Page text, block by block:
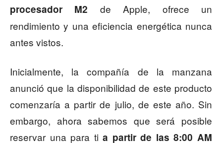
procesador M2 de Apple, ofrece un
rendimiento y una eficiencia energética nunca
antes vistos.
Inicialmente, la compañía de la manzana
anunció que la disponibilidad de este producto
comenzaría a partir de julio, de este año. Sin
embargo, ahora sabemos que será posible
reservar una para tia partir de las 8:00 AM